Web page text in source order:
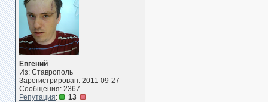
Евгений
Из: Ставрополь
Зарегистрирован: 2011-09-27
Сообщения: 2367
Репутация:
13